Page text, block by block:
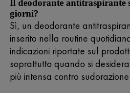
Il deodorante antitraspirante
giorni?
Sì, un deodorante
inserito nella routine
indicazioni riportate sul
soprattutto quando si
più intensa contro